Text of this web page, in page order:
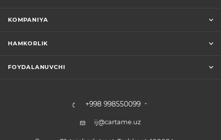
KOMPANIYA
HAMKORLIK
FOYDALANUVCHI
+998 998550099
ij@cartame.uz